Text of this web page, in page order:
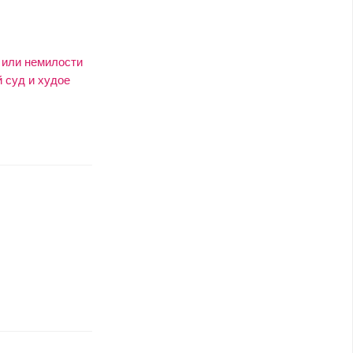
немилости
суд и худое